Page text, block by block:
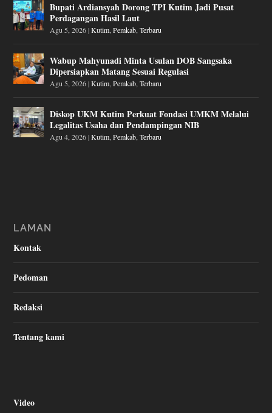
Bupati Ardiansyah Dorong TPI Kutim Jadi Pusat
Perdagangan Hasil Laut
Agu 5, 2026|Kutim,Pemkab,Terbaru
Wabup Mahyunadi Minta Usulan DOB Sangsaka
Dipersiapkan Matang Sesuai Regulasi
Agu 5, 2026|Kutim,Pemkab,Terbaru
Diskop UKM Kutim Perkuat Fondasi UMKM Melalui
Legalitas Usaha dan Pendampingan NIB
Agu 4, 2026|Kutim,Pemkab,Terbaru
LAMAN
Kontak
Pedoman
Redaksi
Tentang kami
Video